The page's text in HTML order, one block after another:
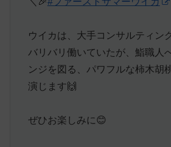
ウイカは、大手コンサルティン
バリバリ働いていたが、鮨職人
ンジを図る、パワフルな柿木胡
演じます🙌
ぜひお楽しみに😊